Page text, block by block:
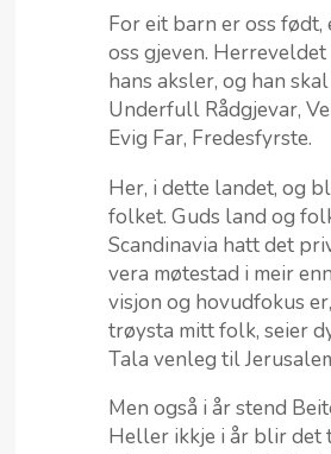
For eit barn er oss født,
oss gjeven.
hans aksler, og han
Underfull Rådgjevar,
Evig Far, Fredesfyrste.
Her, i dette landet, og
folket. Guds land og
Scandinavia hatt det
vera møtestad i meir
visjon og hovudfokus
trøysta mitt folk, seier
Tala venleg til
Men også i år stend
Heller ikkje i år blir det